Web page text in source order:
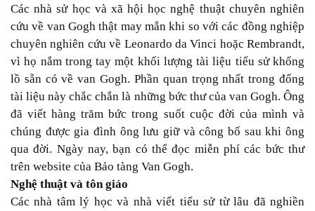
Các nhà sử học và xã hội học nghệ thuật chuyên nghiên
cứu về van Gogh thật may mắn khi so với các đồng nghiệp
chuyên nghiên cứu về Leonardo da Vinci hoặc Rembrandt,
vì họ nắm trong tay một khối lượng tài liệu tiểu sử khổng
lồ sẵn có về van Gogh. Phần quan trọng nhất trong đống
tài liệu này chắc chắn là những bức thư của van Gogh. Ông
đã viết hàng trăm bức trong suốt cuộc đời của mình và
chúng được gia đình ông lưu giữ và công bố sau khi ông
qua đời. Ngày nay, bạn có thể đọc miễn phícác bức thư
trên website của Bảo tàng Van Gogh.
Nghệ thuật và tôn giáo
Các nhà tâm lý học và nhà viết tiểu sử từ lâu đã nghiền